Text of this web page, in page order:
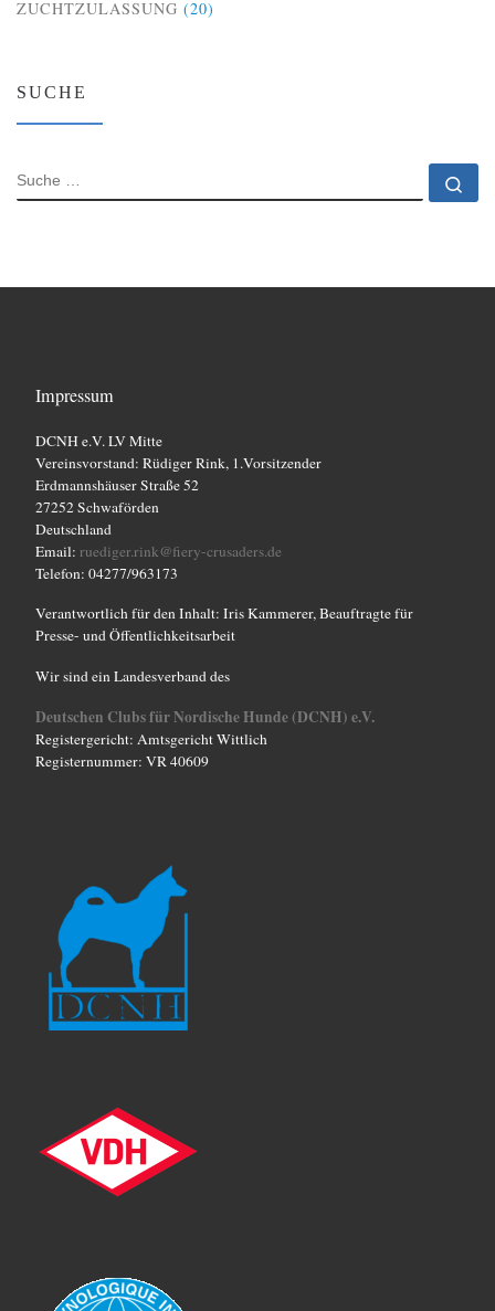
ZUCHTZULASSUNG (20)
SUCHE
SUCHE
Impressum
DCNH e.V. LV Mitte
Vereinsvorstand: Rüdiger Rink, 1.Vorsitzender
Erdmannshäuser Straße 52
27252 Schwaförden
Deutschland
Email: ruediger.rink@fiery-crusaders.de
Telefon: 04277/963173
Verantwortlich für den Inhalt: Iris Kammerer, Beauftragte für
Presse- und Öffentlichkeitsarbeit
Wir sind ein Landesverband des
Deutschen Clubs für Nordische Hunde (DCNH) e.V.
Registergericht: Amtsgericht Wittlich
Registernummer: VR 40609